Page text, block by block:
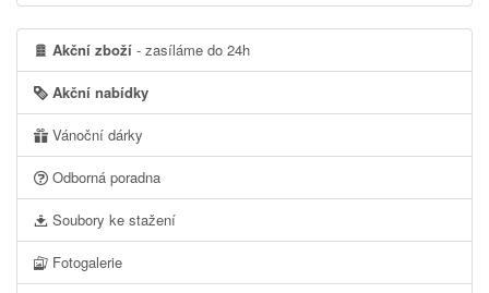
Akční zboží - zasíláme do 24h
Akční nabídky
Vánoční dárky
Odborná poradna
Soubory ke stažení
Fotogalerie